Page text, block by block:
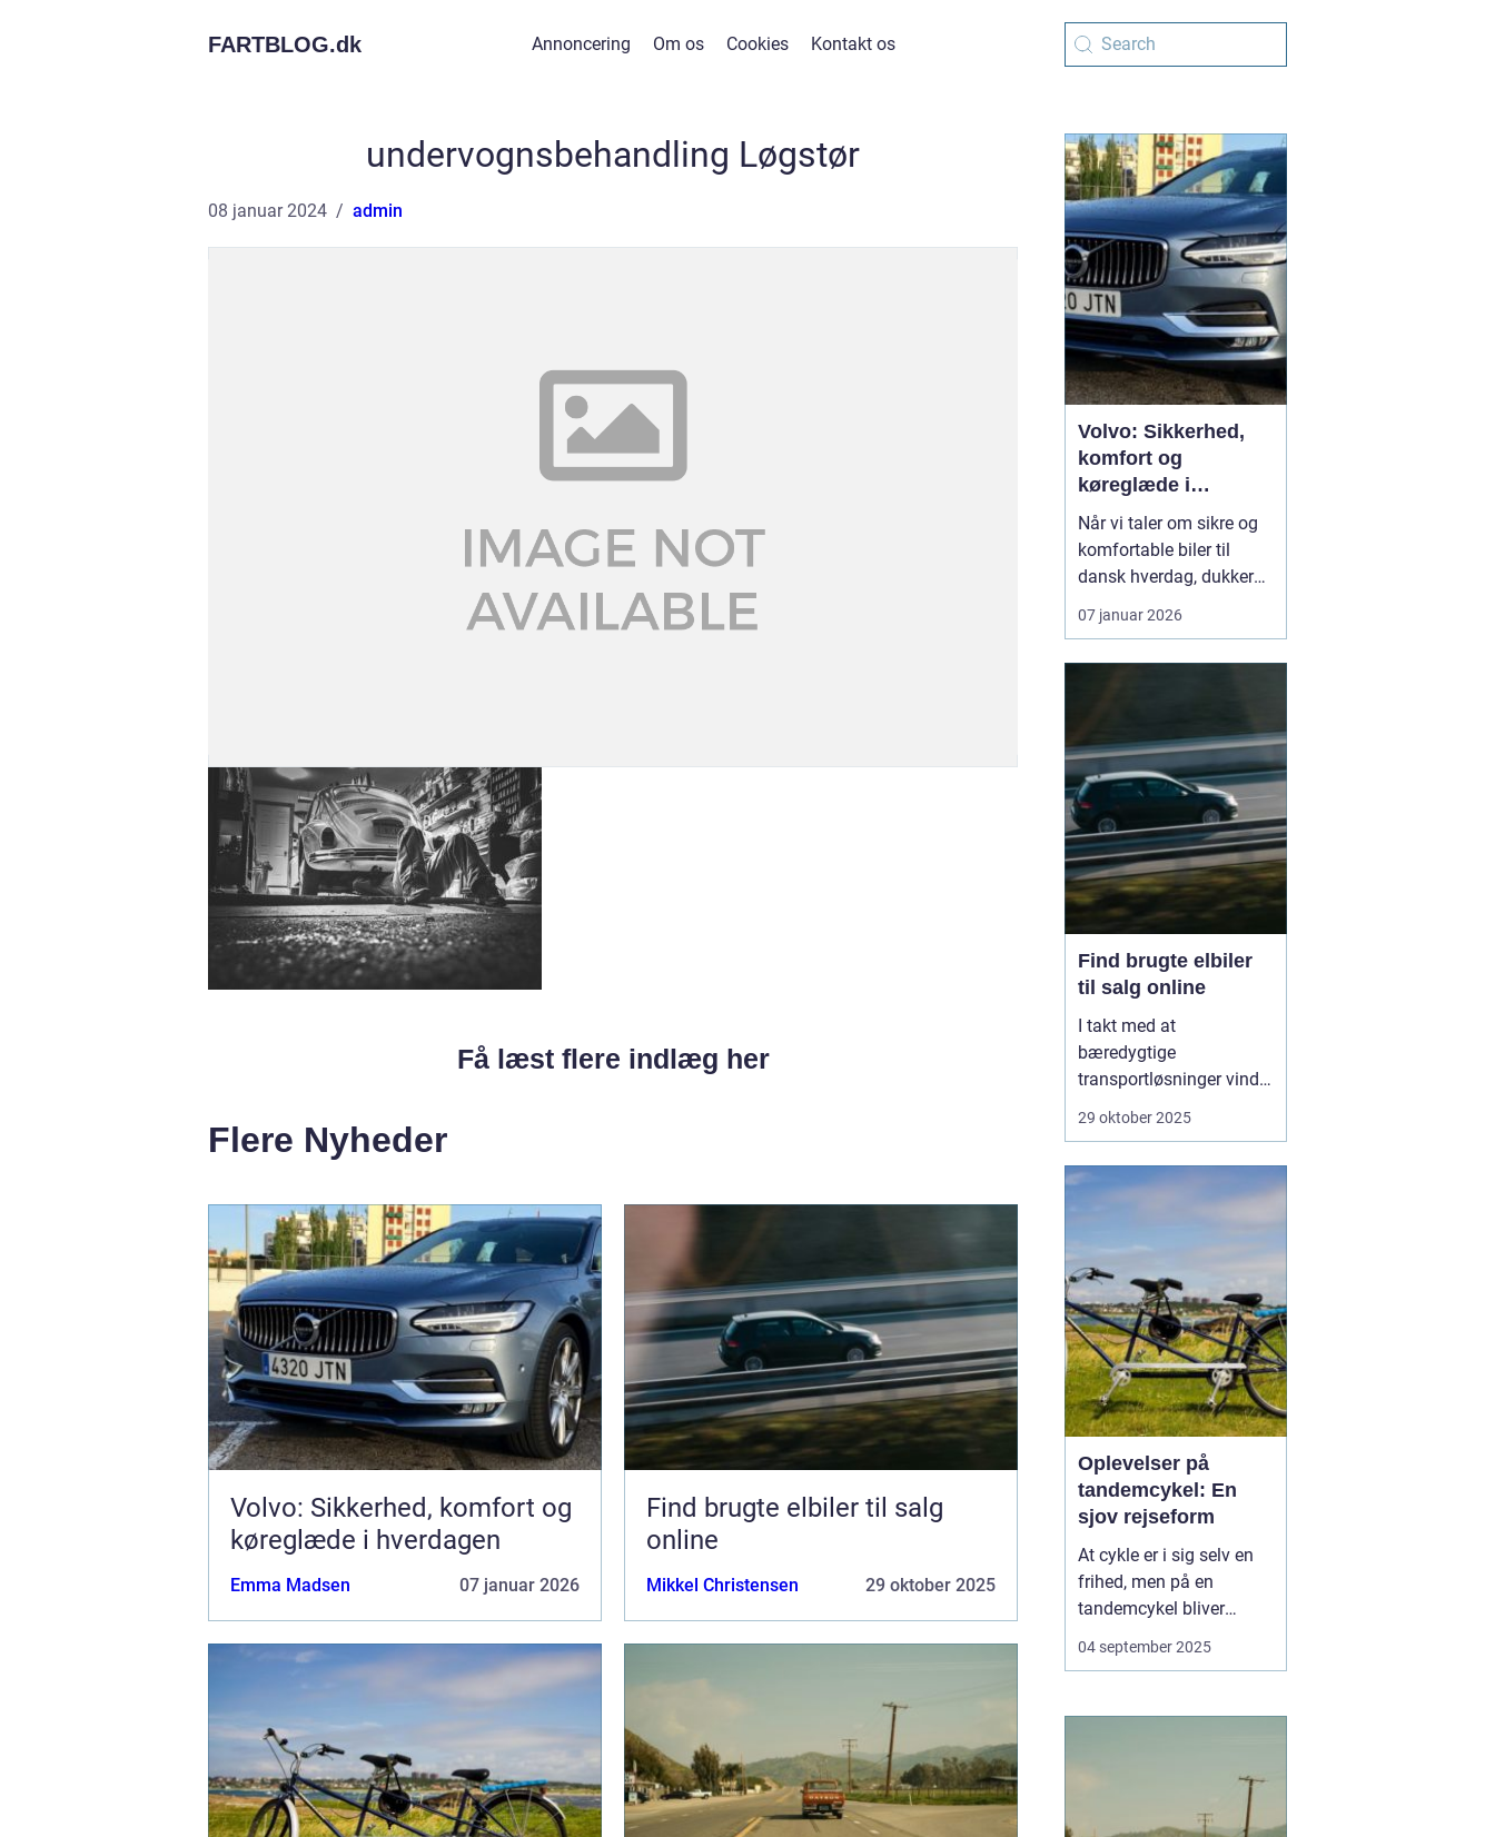
FARTBLOG.dk Annoncering Om os Cookies Kontakt os
undervognsbehandling Løgstør
08 januar 2024 admin
Få læst flere indlæg her
Flere Nyheder
Volvo: Sikkerhed, komfort og
køreglæde i hverdagen
Emma Madsen 07 januar 2026
Find brugte elbiler til salg
online
Mikkel Christensen 29 oktober 2025
Volvo: Sikkerhed,
komfort og
køreglæde i
hverdagen
Når vi taler om sikre og
komfortable biler til
dansk hverdag, dukker
Volvo næsten altid op.
Bilmærket har i årtier
holdbarhed. I dag er
fokus udvide...
07 januar 2026
Find brugte elbiler
til salg online
I takt med at
bæredygtige
transportløsninger vinder
frem, ser flere og flere
alternativ til
Elbilerne tilbyder ikke
blot en grønnere
køreoplevelse, men o...
29 oktober 2025
Oplevelser på
tandemcykel: En
sjov rejseform
At cykle er i sig selv en
frihed, men på en
tandemcykel bliver
oplevelsen noget helt
særligt. Her handler det
frem, men om
Tandemcyklen har i
04 september 2025